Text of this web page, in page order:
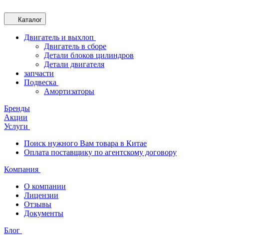
Каталог
Двигатель и выхлоп
Двигатель в сборе
Детали блоков цилиндров
Детали двигателя
запчасти
Подвеска
Амортизаторы
Бренды
Акции
Услуги
Поиск нужного Вам товара в Китае
Оплата поставщику по агентскому договору
Компания
О компании
Лицензии
Отзывы
Документы
Блог